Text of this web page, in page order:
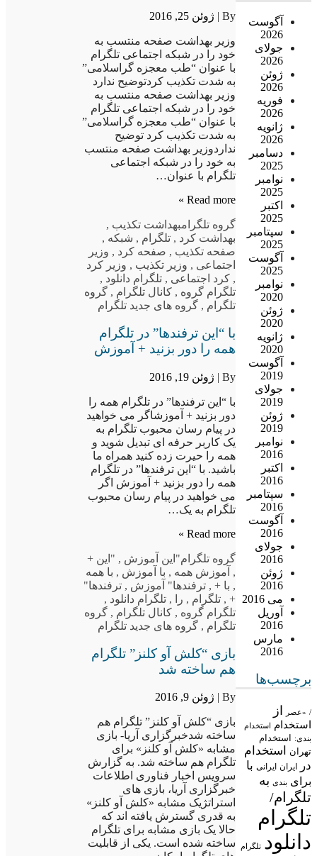
آگوست
2026
جولای
2026
ژوئن
2026
فوریه
2026
ژانویه
2026
دسامبر
2025
نوامبر
2025
اکتبر
2025
سپتامبر
2025
آگوست
2025
نوامبر
2020
ژوئن
2020
ژانویه
2020
آگوست
2019
جولای
2019
ژوئن
2019
نوامبر
2016
اکتبر
2016
سپتامبر
2016
آگوست
2016
جولای
2016
ژوئن
2016
می 2016
آوریل
2016
مارس
2016
برچسب‌ها
/ «عصر از
استخدام استخدام
بندی: استخدام
تهران
استخدام
در
ایران ایرانی با
برای بندی به
تلگرام/
تلگرام
دانلود تلگرام
By | ژوئن 25, 2016
وزیر بهداشت صفحه منتسب به
خود را در شبکه اجتماعی تلگرام
با عنوان “طب معجزه گراسلامی”
به شدت تکذیب کردتوضیح ندارد
وزیر بهداشت صفحه منتسب به
خود را در شبکه اجتماعی تلگرام
با عنوان “طب معجزه گراسلامی”
به شدت تکذیب کرد توضیح
نداردوزیر بهداشت صفحه منتسب
به خود را در شبکه اجتماعی
تلگرام با عنوان…
Read more »
گروه تلگرامبهداشت تکذیب ,
بهداشت کرد , تلگرام , شبکه ,
صفحه تکذیب , صفحه کرد , وزیر
اجتماعی , وزیر تکذیب , وزیر کرد
, کرد اجتماعی , تلگرام دانلود ,
تلگرام گروه , کانال تلگرام , گروه
تلگرام , گروه های جدید تلگرام
با “این ترفندها” در تلگرام
همه را دور بزنید + آموزش
By | ژوئن 19, 2016
با “این ترفندها” در تلگرام همه را
دور بزنید + آموزشاگر می خواهید
در پیام رسان محبوب تلگرام به
یک کاربر حرفه ای تبدیل شوید و
همه را حیرت زده کنید همراه ما
باشید. با “این ترفندها” در تلگرام
همه را دور بزنید + آموزش اگر
می خواهید در پیام رسان محبوب
تلگرام به یک…
Read more »
گروه تلگرام"این آموزش , "این +
, آموزش همه , با آموزش , با همه
, با +, ترفندها" آموزش , ترفندها"
+
, تلگرام , را , تلگرام دانلود ,
تلگرام گروه , کانال تلگرام , گروه
تلگرام , گروه های جدید تلگرام
بازی “کلش آو کلنز” تلگرام
هم ساخته شد
By | ژوئن 9, 2016
بازی “کلش آو کلنز” تلگرام هم
ساخته شدخبرگزاری آریا- بازی
مشابه «کلش آو کلنز» برای
تلگرام هم ساخته شد. به گزارش
سرویس اخبار فناوری اطلاعات
خبرگزاری آریا، بازی های
استراتژیک مشابه «کلش آو کلنز»
به قدری گسترش یافته اند که
حالا یک بازی مشابه برای تلگرام
ساخته شده است. یکی از قابلیت